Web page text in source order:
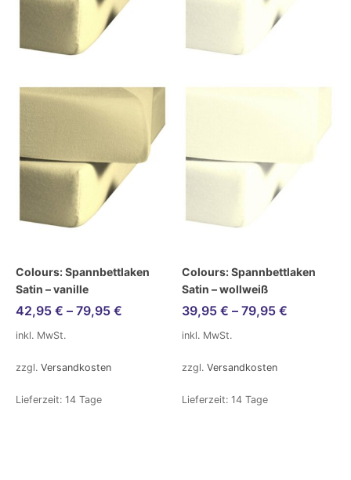
Colours: Spannbettlaken
Satin – vanille
42,95 € – 79,95 €
inkl. MwSt.
zzgl. Versandkosten
Lieferzeit: 14 Tage
Colours: Spannbettlaken
Satin – wollweiß
39,95 € – 79,95 €
inkl. MwSt.
zzgl. Versandkosten
Lieferzeit: 14 Tage